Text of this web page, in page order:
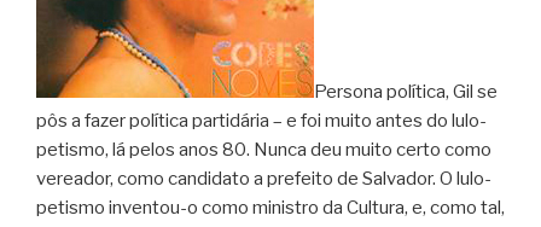
Persona política, Gil se
pôs a fazer política partidária – e foi muito antes do lulo-
petismo, lá pelos anos 80. Nunca deu muito certo como
vereador, como candidato a prefeito de Salvador. O lulo-
petismo inventou-o como ministro da Cultura, e, como tal,